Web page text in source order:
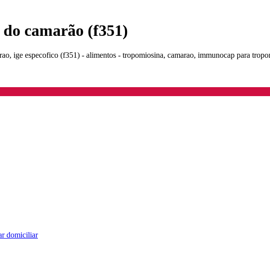
camarão (f351)
ige especofico (f351) - alimentos - tropomiosina, camarao, immunocap para
domiciliar